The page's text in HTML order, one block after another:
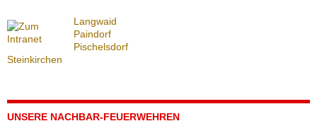
Langwaid
Paindorf
Pischelsdorf
Steinkirchen
UNSERE NACHBAR-FEUERWEHREN